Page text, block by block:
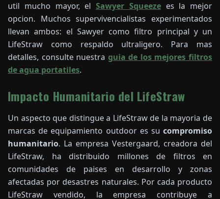
util mucho mayor, el Sawyer Squeezees la mejor
opcion. Muchos supervivencialistas experimentados
llevan ambos: el Sawyer como filtro principal y un
LifeStraw como respaldo ultraligero. Para mas
detalles, consulte nuestra guia de los mejores filtros
de agua portatiles.
Impacto Humanitario del LifeStraw
Un aspecto que distingue a LifeStraw de la mayoria de
marcas de equipamiento outdoor es su compromiso
humanitario. La empresa Vestergaard, creadora del
LifeStraw, ha distribuido millones de filtros en
comunidades de paises en desarrollo y zonas
afectadas por desastres naturales. Por cada producto
LifeStraw vendido, la empresa contribuye a